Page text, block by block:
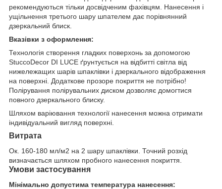
рекомендуються тільки досвідченим фахівцям. Нанесення і
ущільнення третього шару шпателем дає порівнянний
дзеркальний блиск.
Вказівки з оформлення:
Технологія створення гладких поверхонь за допомогою
StuccoDecor DI LUCE ґрунтується на відбитті світла від
нижележащих шарів шпаклівки і дзеркального відображення
на поверхні. Додаткове прозоре покриття не потрібно!
Полірування полірувальних диском дозволяє домогтися
повного дзеркального блиску.
Шляхом варіювання технології нанесення можна отримати
індивідуальний вигляд поверхні.
Витрата
Ок. 160-180 мл/м2 на 2 шару шпаклівки. Точний розхід
визначається шляхом пробного нанесення покриття.
Умови застосування
Мінімально допустима температура нанесення: